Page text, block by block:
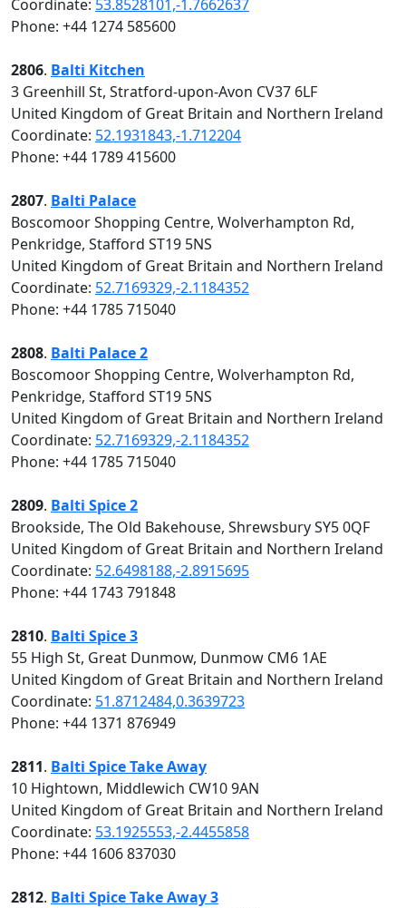
Coordinate: 53.8528101,-1.7662637
Phone: +44 1274 585600
2806. Balti Kitchen
3 Greenhill St, Stratford-upon-Avon CV37 6LF
United Kingdom of Great Britain and Northern Ireland
Coordinate: 52.1931843,-1.712204
Phone: +44 1789 415600
2807. Balti Palace
Boscomoor Shopping Centre, Wolverhampton Rd,
Penkridge, Stafford ST19 5NS
United Kingdom of Great Britain and Northern Ireland
Coordinate: 52.7169329,-2.1184352
Phone: +44 1785 715040
2808. Balti Palace 2
Boscomoor Shopping Centre, Wolverhampton Rd,
Penkridge, Stafford ST19 5NS
United Kingdom of Great Britain and Northern Ireland
Coordinate: 52.7169329,-2.1184352
Phone: +44 1785 715040
2809. Balti Spice 2
Brookside, The Old Bakehouse, Shrewsbury SY5 0QF
United Kingdom of Great Britain and Northern Ireland
Coordinate: 52.6498188,-2.8915695
Phone: +44 1743 791848
2810. Balti Spice 3
55 High St, Great Dunmow, Dunmow CM6 1AE
United Kingdom of Great Britain and Northern Ireland
Coordinate: 51.8712484,0.3639723
Phone: +44 1371 876949
2811. Balti Spice Take Away
10 Hightown, Middlewich CW10 9AN
United Kingdom of Great Britain and Northern Ireland
Coordinate: 53.1925553,-2.4455858
Phone: +44 1606 837030
2812. Balti Spice Take Away 3